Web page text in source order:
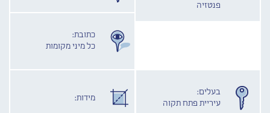
פנטזיה
כתובת:
כל מיני מקומות
בעלים:
עיריית פתח תקוה
מידות: